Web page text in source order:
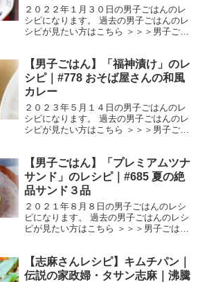
１７弾！
２０２２年１月３０日の男子ごはんのレ
シピになります。 過去の男子ごはんのレ
シピが見たい方はこちら ＞＞＞男子ごは
典：） 材料 温かいごはん ４００gカリ
カリ梅 大４個（...
【男子ごはん】「福神漬け」のレ
シピ｜#778 おそば屋さんの和風
カレー
２０２３年５月１４日の男子ごはんのレ
シピになります。 過去の男子ごはんのレ
シピが見たい方はこちら ＞＞＞男子ごは
０g きゅうり １００g レンコン １０
０g 青じ...
【男子ごはん】「プレミアムツナ
サンド」のレシピ｜#685 夏の絶
品サンド３品
２０２１年８月８日の男子ごはんのレシ
ピになります。 過去の男子ごはんのレシ
ピが見たい方はこちら ＞＞＞男子ごはん
（６枚切り） ４枚バター １０gレタ
ス 大３枚フルー...
【志麻さんレシピ】キムチパン｜
伝説の家政婦・タサン志麻｜沸騰